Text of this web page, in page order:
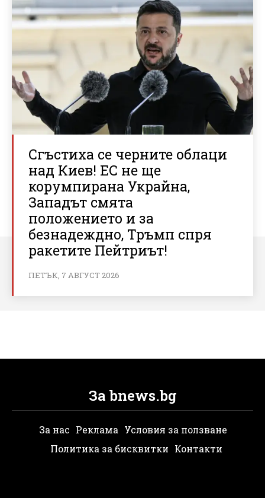
Сгъстиха се черните облаци
над Киев! ЕС не ще
корумпирана Украйна,
Западът смята
положението и за
безнадеждно, Тръмп спря
ракетите Пейтриът!
ПЕТЪК, 7 АВГУСТ 2026
За bnews.bg
За нас Реклама Условия за ползване
Политика за бисквитки Контакти